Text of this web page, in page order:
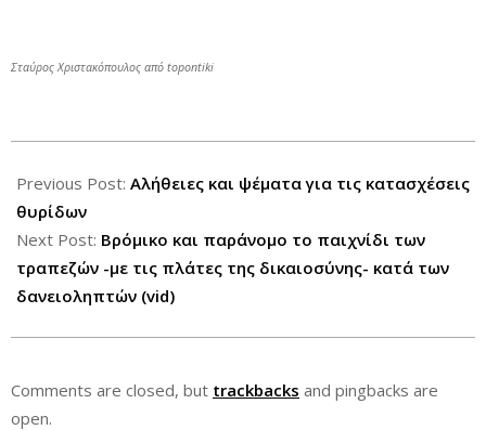
Σταύρος Χριστακόπουλος από topontiki
09-
11
Previous Post: Αλήθειες και ψέματα για τις κατασχέσεις
θυρίδων
Next Post: Bρόμικο και παράνομο το παιχνίδι των
τραπεζών -με τις πλάτες της δικαιοσύνης- κατά των
δανειοληπτών (vid)
Comments are closed, but trackbacks and pingbacks are
open.